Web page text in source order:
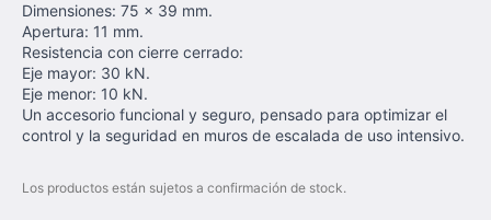
Dimensiones: 75 x 39 mm.
Apertura: 11 mm.
Resistencia con cierre cerrado:
Eje mayor: 30 kN.
Eje menor: 10 kN.
Un accesorio funcional y seguro, pensado para optimizar el
control y la seguridad en muros de escalada de uso intensivo.
Los productos están sujetos a confirmación de stock.